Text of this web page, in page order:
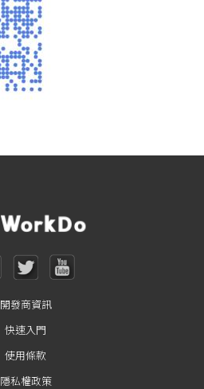
開發商資訊
快速入門
使用條款
隱私權政策